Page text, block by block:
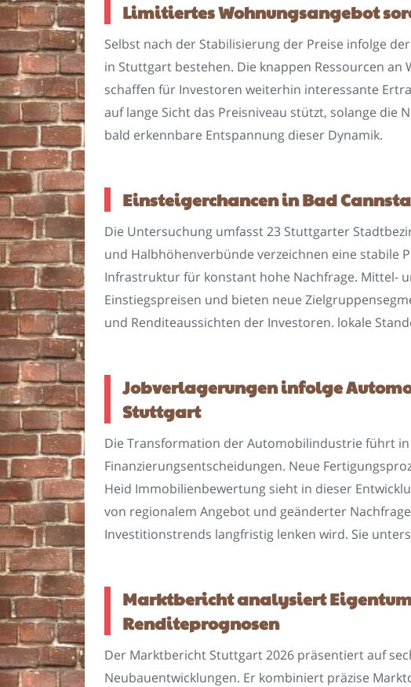
Limitiertes Wohnungsangebot
Selbst nach der Stabilisierung der Preise infolge
in Stuttgart bestehen. Die knappen Ressourcen
schaffen für Investoren weiterhin interessante
auf lange Sicht das Preisniveau stützt, solange
bald erkennbare Entspannung dieser Dynamik.
Einsteigerchancen in Bad
Die Untersuchung umfasst 23 Stuttgarter
und Halbhöhenverbünde verzeichnen eine stabile
Infrastruktur für konstant hohe Nachfrage. Mittel-
Einstiegspreisen und bieten neue
und Renditeaussichten der Investoren. lokale
Jobverlagerungen infolge
Stuttgart
Die Transformation der Automobilindustrie führt
Finanzierungsentscheidungen. Neue
Heid Immobilienbewertung sieht in dieser
von regionalem Angebot und geänderter
Investitionstrends langfristig lenken wird. Sie
Marktbericht analysiert
Renditeprognosen
Der Marktbericht Stuttgart 2026 präsentiert auf
Neubauentwicklungen. Er kombiniert präzise